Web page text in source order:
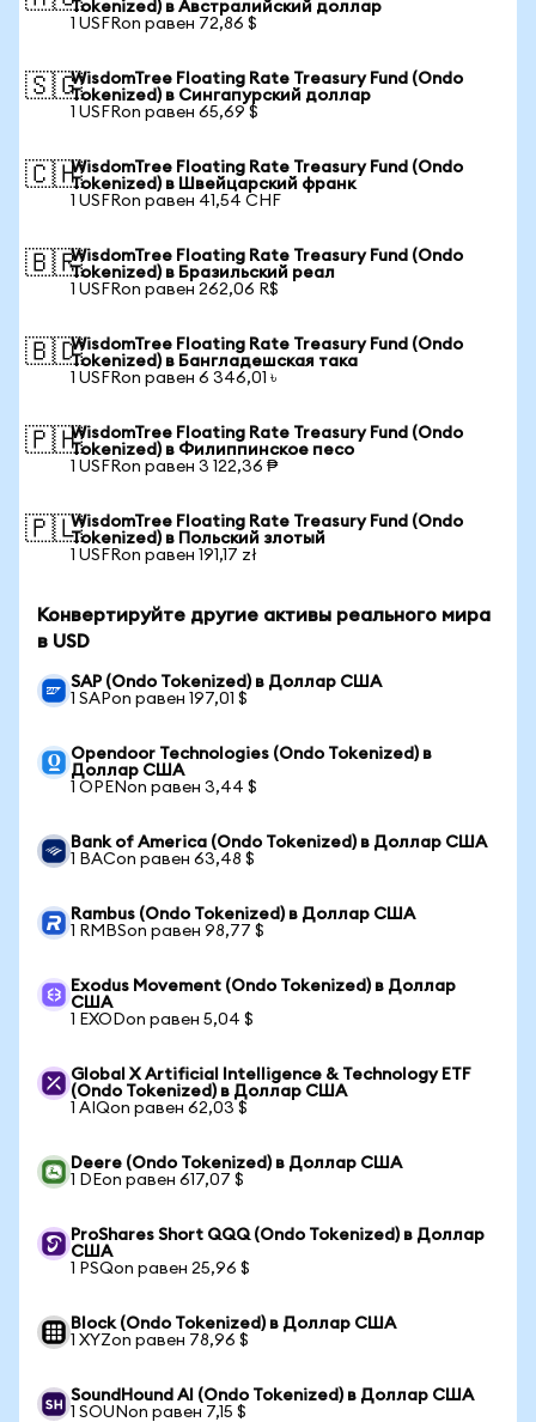
Tokenized) в Австралийский доллар
1 USFRon равен 72,86 $
🇸🇬WisdomTree Floating Rate Treasury Fund (Ondo
Tokenized) в Сингапурский доллар
1 USFRon равен 65,69 $
🇨🇭WisdomTree Floating Rate Treasury Fund (Ondo
Tokenized) в Швейцарский франк
1 USFRon равен 41,54 CHF
🇧🇷WisdomTree Floating Rate Treasury Fund (Ondo
Tokenized) в Бразильский реал
1 USFRon равен 262,06 R$
🇧🇩WisdomTree Floating Rate Treasury Fund (Ondo
Tokenized) в Бангладешская така
1 USFRon равен 6 346,01 ৳
🇵🇭WisdomTree Floating Rate Treasury Fund (Ondo
Tokenized) в Филиппинское песо
1 USFRon равен 3 122,36 ₱
🇵🇱WisdomTree Floating Rate Treasury Fund (Ondo
Tokenized) в Польский злотый
1 USFRon равен 191,17 zł
Конвертируйте другие активы реального мира
в USD
SAP (Ondo Tokenized) в Доллар США
1 SAPon равен 197,01 $
Opendoor Technologies (Ondo Tokenized) в
Доллар США
1 OPENon равен 3,44 $
Bank of America (Ondo Tokenized) в Доллар США
1 BACon равен 63,48 $
Rambus (Ondo Tokenized) в Доллар США
1 RMBSon равен 98,77 $
Exodus Movement (Ondo Tokenized) в Доллар
США
1 EXODon равен 5,04 $
Global X Artificial Intelligence & Technology ETF
(Ondo Tokenized) в Доллар США
1 AIQon равен 62,03 $
Deere (Ondo Tokenized) в Доллар США
1 DEon равен 617,07 $
ProShares Short QQQ (Ondo Tokenized) в Доллар
США
1 PSQon равен 25,96 $
Block (Ondo Tokenized) в Доллар США
1 XYZon равен 78,96 $
SoundHound AI (Ondo Tokenized) в Доллар США
1 SOUNon равен 7,15 $